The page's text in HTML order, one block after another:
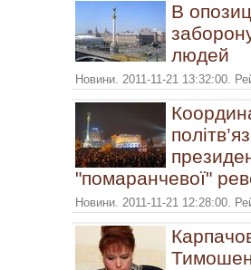
В
людей
Новини. 2011-11-21 13:32:00.
"помаранчевої"
Новини. 2011-11-21 12:28:00.